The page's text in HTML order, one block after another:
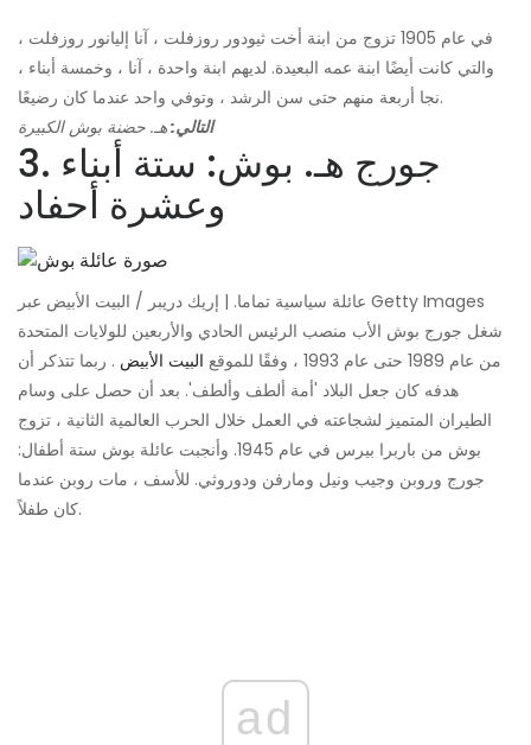
في عام 1905 تزوج من ابنة أخت ثيودور روزفلت ، آنا إليانور روزفلت ،
والتي كانت أيضًا ابنة عمه البعيدة. لديهم ابنة واحدة ، آنا ، وخمسة أبناء ،
نجا أربعة منهم حتى سن الرشد ، وتوفي واحد عندما كان رضيعًا.
التالي:هـ. حضنة بوش الكبيرة
3. جورج هـ. بوش: ستة أبناء
وعشرة أحفاد
عائلة سياسية تماما. | إريك دريبر / البيت الأبيض عبر Getty Images
شغل جورج بوش الأب منصب الرئيس الحادي والأربعين للولايات المتحدة
من عام 1989 حتى عام 1993 ، وفقًا للموقع
البيت الأبيض . ربما تتذكر أن
هدفه كان جعل البلاد 'أمة ألطف وألطف'. بعد أن حصل على وسام
الطيران المتميز لشجاعته في العمل خلال الحرب العالمية الثانية ، تزوج
بوش من باربرا بيرس في عام 1945. وأنجبت عائلة بوش ستة أطفال:
جورج وروبن وجيب ونيل ومارفن ودوروثي. للأسف ، مات روبن عندما
كان طفلاً.
ad